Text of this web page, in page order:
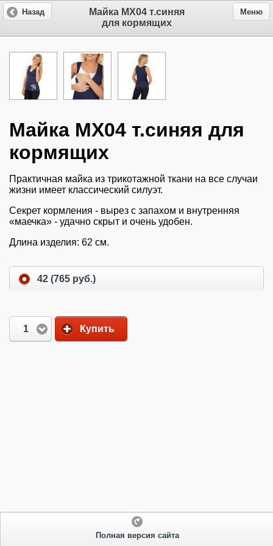
Майка МХ04 т.синяя
для кормящих
Назад Меню
Майка МХ04 т.синяя для
кормящих
Практичная майка из трикотажной ткани на все случаи
жизни имеет классический силуэт.
Секрет кормления - вырез с запахом и внутренняя
«маечка» - удачно скрыт и очень удобен.
Длина изделия: 62 см.
42 (765 руб.)
1 Купить
Полная версия сайта